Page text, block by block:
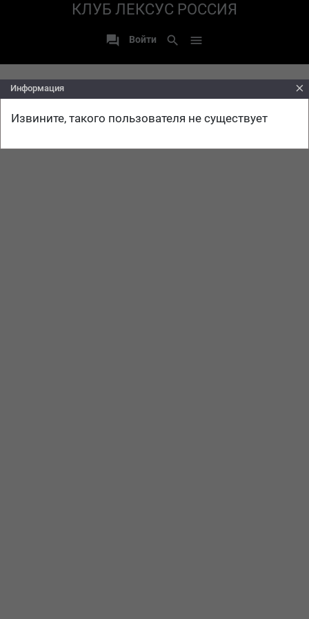
КЛУБ ЛЕКСУС РОССИЯ
 Войти search 
close
Информация
Извините, такого пользователя не существует